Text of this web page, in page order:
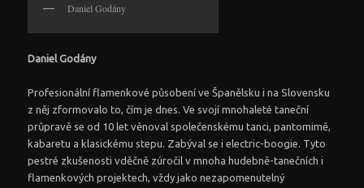
Daniel Godány
Daniel Godány
Profesionální flamenkové působení ve Španělsku i na Slovensku
z něj zformovalo to, čím je dnes. Ve svojí mnohaleté taneční
průpravě se od 10 let věnoval společenskému tanci, pantomimě,
kabaretu a klasickému stepu. Zabýval se i electric-boogie. Tyto
pestré zkušenosti vděčně zúročil v mnoha hudebně-tanečních i
flamenkových projektech, vždy jako nezapomenutelný